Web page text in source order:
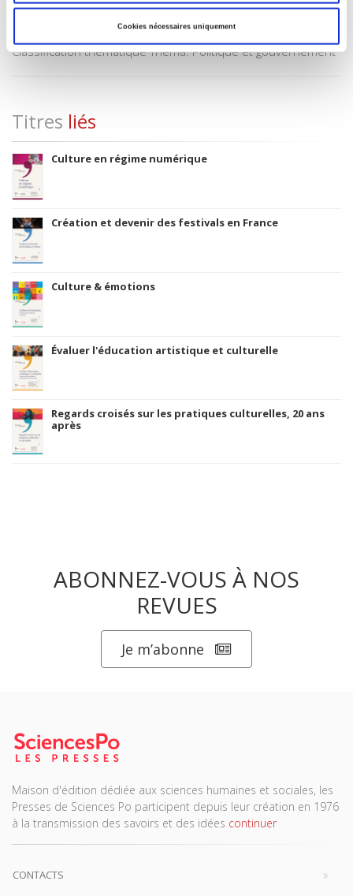
Cookies nécessaires uniquement
2004
Code Identifiant de classement sujet
Classification thématique Thema: Politique et gouvernement
Titres liés
Culture en régime numérique
Création et devenir des festivals en France
Culture & émotions
Évaluer l'éducation artistique et culturelle
Regards croisés sur les pratiques culturelles, 20 ans
après
ABONNEZ-VOUS À NOS
REVUES
Je m’abonne
Maison d'édition dédiée aux sciences humaines et sociales, les
Presses de Sciences Po participent depuis leur création en 1976
à la transmission des savoirs et des idées continuer
CONTACTS